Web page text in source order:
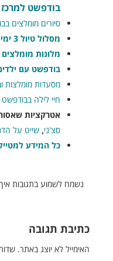
בודפשט
סיורים מומלצים
מסלול טיול 3 ימים לפעם ראשונה בבודפשט
מלונות מומלצים
בודפשט עם
מסעדות מומלצות
חיי לילה
אטרקציות
סצ'ני, שייט על
כל המידע
נשמח לשמוע בתגובות
כתיבת תגובה
האימייל לא יוצג באתר.